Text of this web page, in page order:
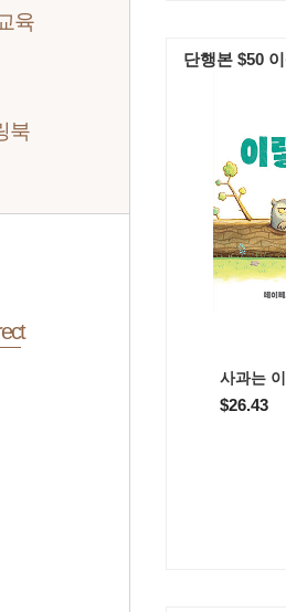
육
북
단행본 $50
사과는
$26.43